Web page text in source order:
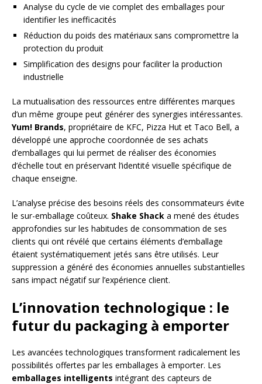
Analyse du cycle de vie complet des emballages pour
identifier les inefficacités
Réduction du poids des matériaux sans compromettre la
protection du produit
Simplification des designs pour faciliter la production
industrielle
La mutualisation des ressources entre différentes marques
d’un même groupe peut générer des synergies intéressantes.
Yum! Brands, propriétaire de KFC, Pizza Hut et Taco Bell, a
développé une approche coordonnée de ses achats
d’emballages qui lui permet de réaliser des économies
d’échelle tout en préservant l’identité visuelle spécifique de
chaque enseigne.
L’analyse précise des besoins réels des consommateurs évite
le sur-emballage coûteux. Shake Shack a mené des études
approfondies sur les habitudes de consommation de ses
clients qui ont révélé que certains éléments d’emballage
étaient systématiquement jetés sans être utilisés. Leur
suppression a généré des économies annuelles substantielles
sans impact négatif sur l’expérience client.
L’innovation technologique : le
futur du packaging à emporter
Les avancées technologiques transforment radicalement les
possibilités offertes par les emballages à emporter. Les
emballages intelligents intégrant des capteurs de